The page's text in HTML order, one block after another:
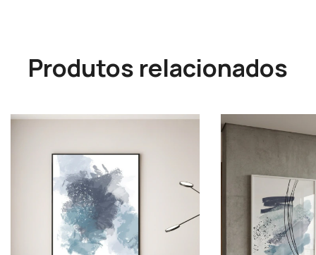
Produtos relacionados